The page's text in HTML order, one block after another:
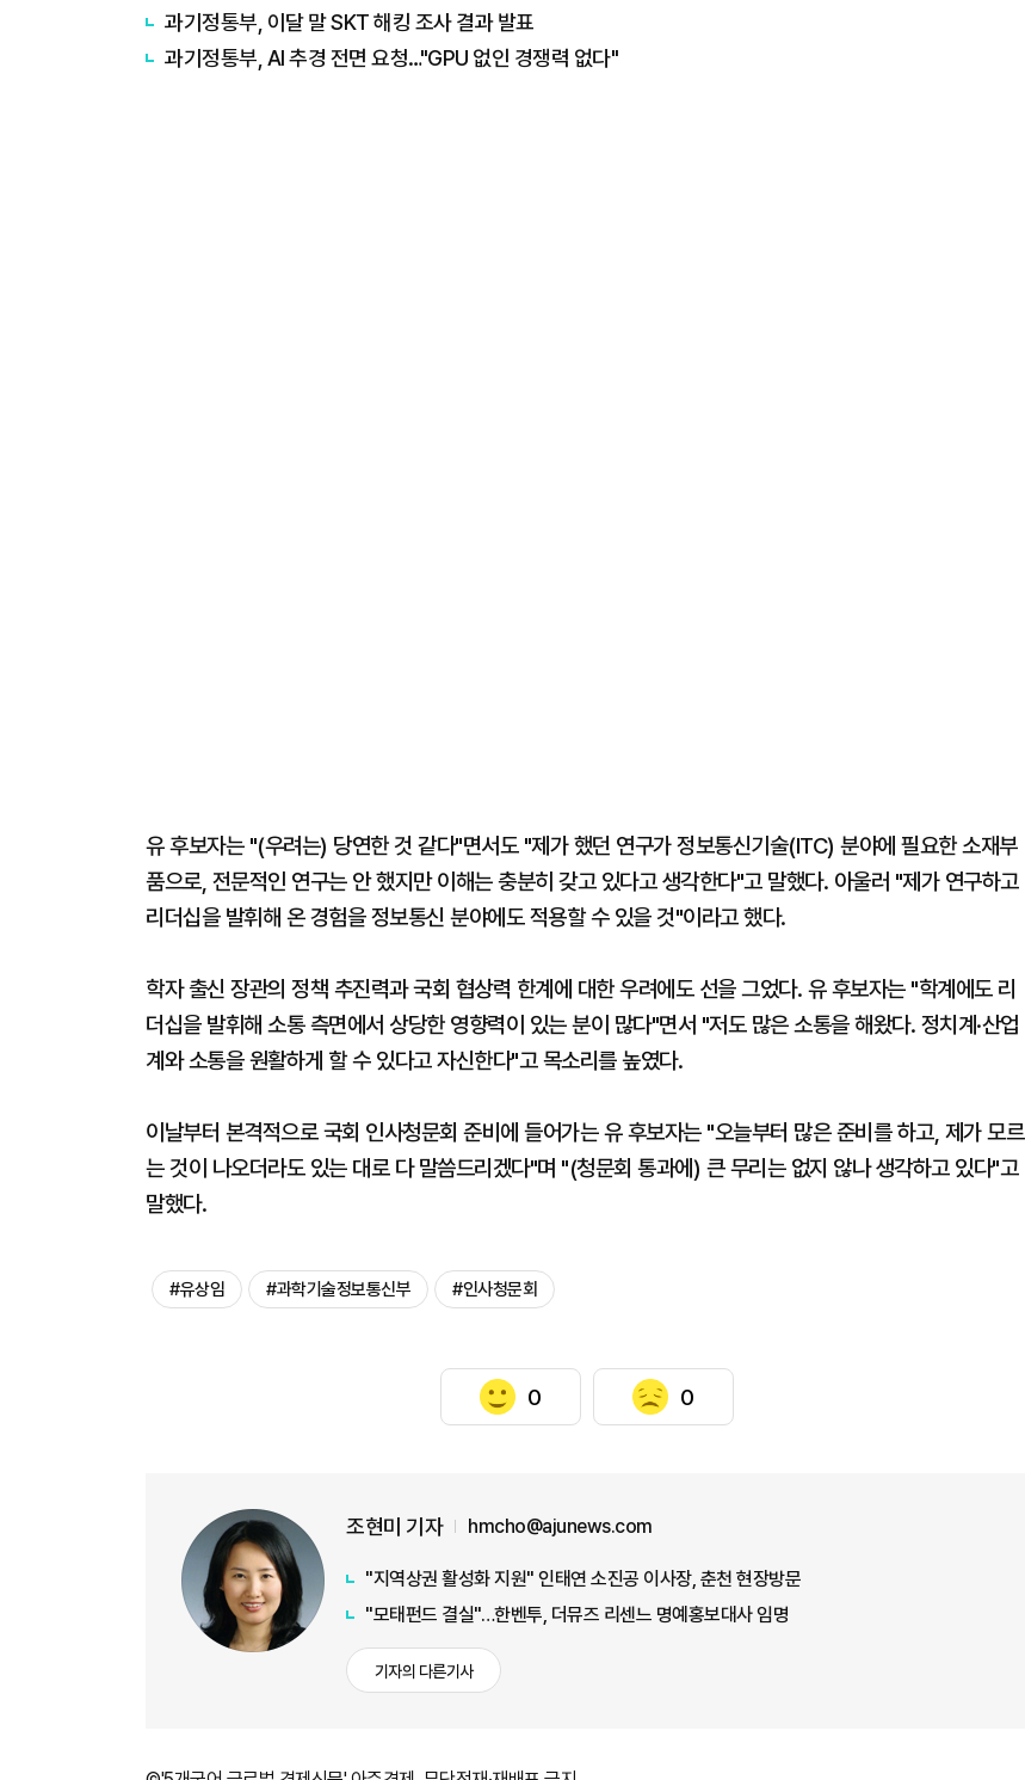
과기정통부, 이달 말 SKT 해킹 조사 결과 발표
과기정통부, AI 추경 전면 요청…"GPU 없인 경쟁력 없다"
유 후보자는 "(우려는) 당연한 것 같다"면서도 "제가 했던 연구가 정보통신기술(ITC) 분야에 필요한 소재부
품으로, 전문적인 연구는 안 했지만 이해는 충분히 갖고 있다고 생각한다"고 말했다. 아울러 "제가 연구하고
리더십을 발휘해 온 경험을 정보통신 분야에도 적용할 수 있을 것"이라고 했다.
학자 출신 장관의 정책 추진력과 국회 협상력 한계에 대한 우려에도 선을 그었다. 유 후보자는 "학계에도 리
더십을 발휘해 소통 측면에서 상당한 영향력이 있는 분이 많다"면서 "저도 많은 소통을 해왔다. 정치계·산업
계와 소통을 원활하게 할 수 있다고 자신한다"고 목소리를 높였다.
이날부터 본격적으로 국회 인사청문회 준비에 들어가는 유 후보자는 "오늘부터 많은 준비를 하고, 제가 모르
는 것이 나오더라도 있는 대로 다 말씀드리겠다"며 "(청문회 통과에) 큰 무리는 없지 않나 생각하고 있다"고
말했다.
#​​​​​​​유상임 #과학기술정보통신부 #인사청문회
0 0
조현미 기자 hmcho@ajunews.com
"지역상권 활성화 지원" 인태연 소진공 이사장, 춘천 현장방문
"모태펀드 결실"…한벤투, 더뮤즈 리센느 명예홍보대사 임명
기자의 다른기사